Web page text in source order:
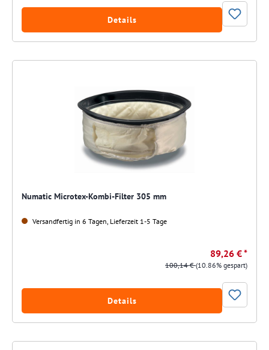
Details
Numatic Microtex-Kombi-Filter 305 mm
Versandfertig in 6 Tagen, Lieferzeit 1-5 Tage
89,26 € *
100,14 €(10.86% gespart)
Details